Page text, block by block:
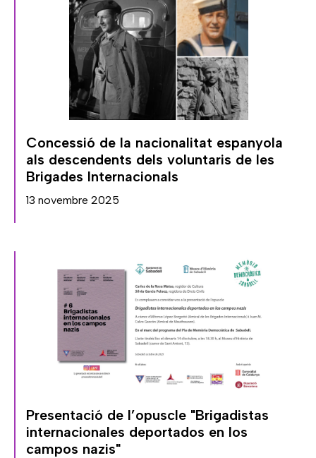
Concessió de la nacionalitat espanyola
als descendents dels voluntaris de les
Brigades Internacionals
13 novembre 2025
Presentació de l’opuscle "Brigadistas
internacionales deportados en los
campos nazis"